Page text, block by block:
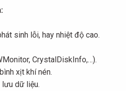
sinh lỗi, hay nhiệt độ cao.
CrystalDiskInfo,…).
xịt khí nén.
dữ liệu.